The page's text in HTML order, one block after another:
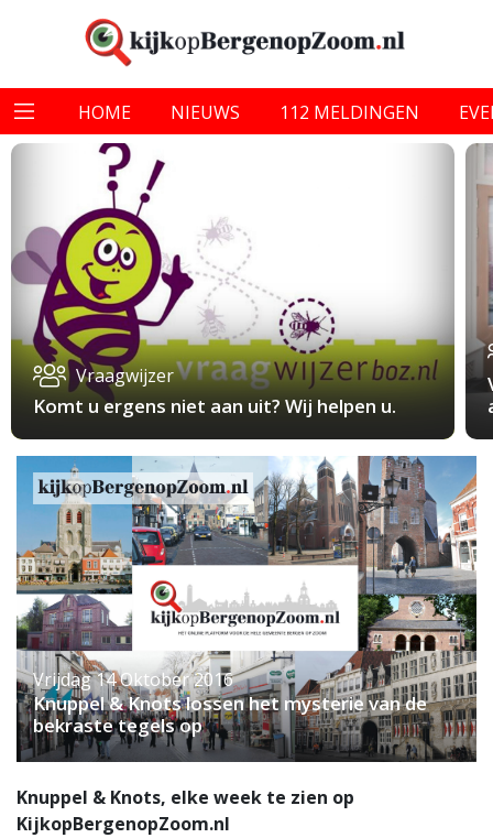
HOME NIEUWS 112 MELDINGEN
Vraagwijzer
Komt u ergens niet aan uit? Wij helpen u.
Vrijdag 14 Oktober 2016
Knuppel & Knots lossen het mysterie van de
bekraste tegels op
Knuppel & Knots, elke week te zien op
KijkopBergenopZoom.nl